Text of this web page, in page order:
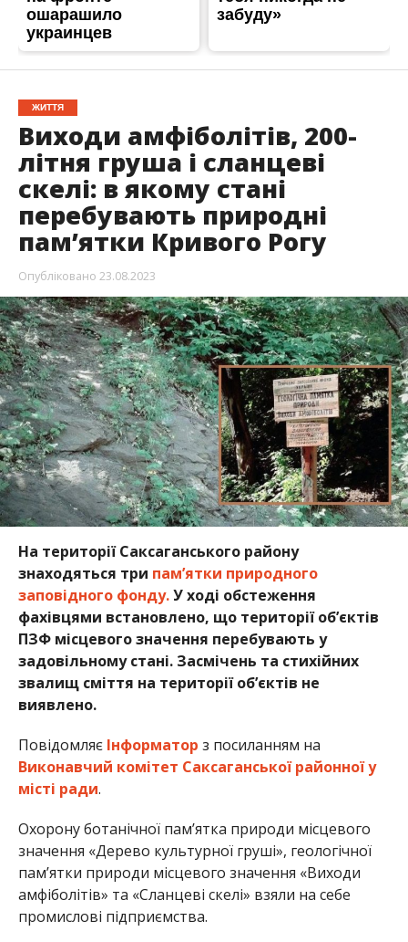
ЖИТТЯ
Виходи амфіболітів, 200-
літня груша і сланцеві
скелі: в якому стані
перебувають природні
пам’ятки Кривого Рогу
Опубліковано 23.08.2023
На території Саксаганського району
знаходяться три пам’ятки природного
заповідного фонду.У ході обстеження
фахівцями встановлено, що території об’єктів
ПЗФ місцевого значення перебувають у
задовільному стані. Засмічень та стихійних
звалищ сміття на території об’єктів не
виявлено.
Повідомляє Інформатор з посиланням на
Виконавчий комітет Саксаганської районної у
місті ради.
Охорону ботанічної пам’ятка природи місцевого
значення «Дерево культурної груші», геологічної
пам’ятки природи місцевого значення «Виходи
амфіболітів» та «Сланцеві скелі» взяли на себе
промислові підприємства.